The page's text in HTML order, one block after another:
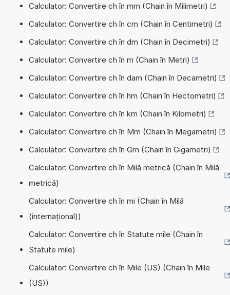
Calculator: Convertire ch în mm (Chain în Milimetri)
Calculator: Convertire ch în cm (Chain în Centimetri)
Calculator: Convertire ch în dm (Chain în Decimetri)
Calculator: Convertire ch în m (Chain în Metri)
Calculator: Convertire ch în dam (Chain în Decametri)
Calculator: Convertire ch în hm (Chain în Hectometri)
Calculator: Convertire ch în km (Chain în Kilometri)
Calculator: Convertire ch în Mm (Chain în Megametri)
Calculator: Convertire ch în Gm (Chain în Gigametri)
Calculator: Convertire ch în Milă metrică (Chain în Milă
metrică)
Calculator: Convertire ch în mi (Chain în Milă
(internațional))
Calculator: Convertire ch în Statute mile (Chain în
Statute mile)
Calculator: Convertire ch în Mile (US) (Chain în Mile
(US))